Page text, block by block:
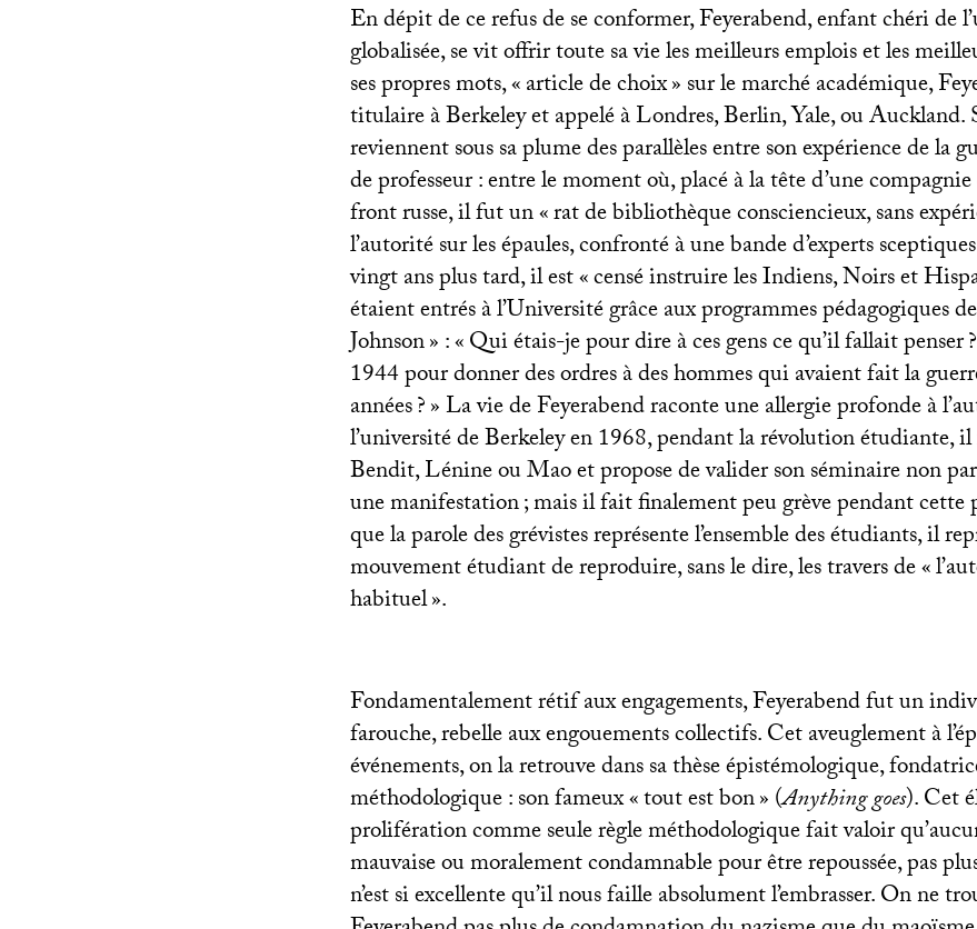
En dépit de ce refus de se conformer, Feyerabend, enfant chéri de
globalisée, se vit offrir toute sa vie les meilleurs emplois et les
ses propres mots, «article de choix» sur le marché académique,
titulaire à Berkeley et appelé à Londres, Berlin, Yale, ou Auckland.
reviennent sous sa plume des parallèles entre son expérience de la
de professeur : entre le moment où, placé à la tête d’une
front russe, il fut un «rat de bibliothèque consciencieux, sans
l’autorité sur les épaules, confronté à une bande d’experts sceptiques
vingt ans plus tard, il est «censé instruire les Indiens, Noirs et
étaient entrés à l’Université grâce aux programmes pédagogiques
Johnson» : «Qui étais-je pour dire à ces gens ce qu’il fallait penser
1944 pour donner des ordres à des hommes qui avaient fait la
années?» La vie de Feyerabend raconte une allergie profonde à
l’université de Berkeley en 1968, pendant la révolution étudiante,
Bendit, Lénine ou Mao et propose de valider son séminaire non
une manifestation; mais il fait finalement peu grève pendant cette
que la parole des grévistes représente l’ensemble des étudiants, il
mouvement étudiant de reproduire, sans le dire, les travers de «
habituel».
Fondamentalement rétif aux engagements, Feyerabend fut un
farouche, rebelle aux engouements collectifs. Cet aveuglement à
événements, on la retrouve dans sa thèse épistémologique,
méthodologique : son fameux «tout est bon» (Anything goes). Cet
prolifération comme seule règle méthodologique fait valoir
mauvaise ou moralement condamnable pour être repoussée, pas
n’est si excellente qu’il nous faille absolument l’embrasser. On ne